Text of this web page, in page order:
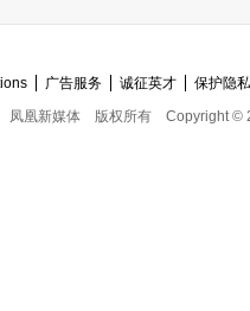
广告服务 诚征英才
保护隐
凤凰新媒体
版权所有 Copyright ©